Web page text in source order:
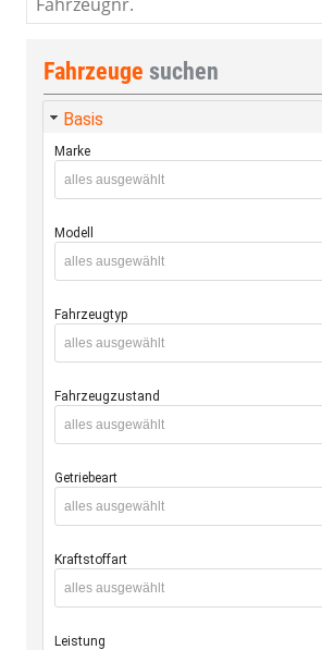
Fahrzeuge suchen
Basis
Marke
alles ausgewählt
Modell
alles ausgewählt
Fahrzeugtyp
alles ausgewählt
Fahrzeugzustand
alles ausgewählt
Getriebeart
alles ausgewählt
Kraftstoffart
alles ausgewählt
Leistung